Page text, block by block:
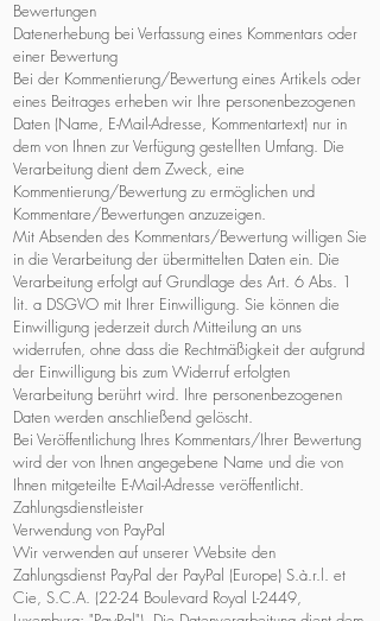
Bewertungen
Datenerhebung bei Verfassung eines Kommentars oder
einer Bewertung
Bei der Kommentierung/Bewertung eines Artikels oder
eines Beitrages erheben wir Ihre personenbezogenen
Daten (Name, E-Mail-Adresse, Kommentartext) nur in
dem von Ihnen zur Verfügung gestellten Umfang. Die
Verarbeitung dient dem Zweck, eine
Kommentierung/Bewertung zu ermöglichen und
Kommentare/Bewertungen anzuzeigen.
Mit Absenden des Kommentars/Bewertung willigen Sie
in die Verarbeitung der übermittelten Daten ein. Die
Verarbeitung erfolgt auf Grundlage des Art. 6 Abs. 1
lit. a DSGVO mit Ihrer Einwilligung. Sie können die
Einwilligung jederzeit durch Mitteilung an uns
widerrufen, ohne dass die Rechtmäßigkeit der aufgrund
der Einwilligung bis zum Widerruf erfolgten
Verarbeitung berührt wird. Ihre personenbezogenen
Daten werden anschließend gelöscht.
Bei Veröffentlichung Ihres Kommentars/Ihrer Bewertung
wird der von Ihnen angegebene Name und die von
Ihnen mitgeteilte E-Mail-Adresse veröffentlicht.
Zahlungsdienstleister
Verwendung von PayPal
Wir verwenden auf unserer Website den
Zahlungsdienst PayPal der PayPal (Europe) S.à.r.l. et
Cie, S.C.A. (22-24 Boulevard Royal L-2449,